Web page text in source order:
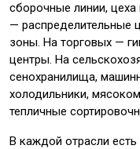
сборочные линии,
— распределительные
зоны. На торговых —
центры. На
сенохранилища,
холодильники,
тепличные
В каждой отрасли